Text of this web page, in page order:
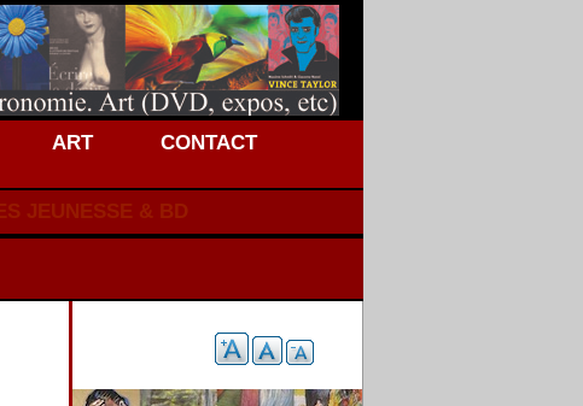
ART
CONTACT
JEUNESSE & BD